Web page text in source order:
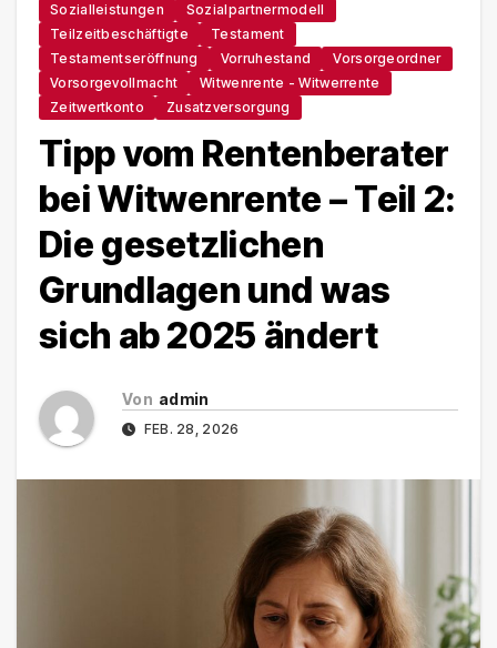
Sozialleistungen
Sozialpartnermodell
Teilzeitbeschäftigte
Testament
Testamentseröffnung
Vorruhestand
Vorsorgeordner
Vorsorgevollmacht
Witwenrente - Witwerrente
Zeitwertkonto
Zusatzversorgung
Tipp vom Rentenberater
bei Witwenrente – Teil 2:
Die gesetzlichen
Grundlagen und was
sich ab 2025 ändert
Von admin
FEB. 28, 2026